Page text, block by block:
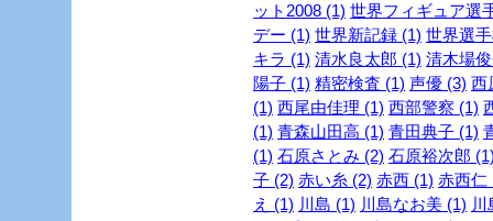
ット2008 (1) 世界フィギュア選
デー (1) 世界新記録 (1) 世界選
キラ (1) 清水良太郎 (1) 清木場
陽子 (1) 精密検査 (1) 声優 (3) 西
(1) 西尾由佳理 (1) 西部警察 (1)
(1) 青森山田高 (1) 青田典子 (1)
(1) 石原さとみ (2) 石原裕次郎
子 (2) 赤い糸 (2) 赤西 (1) 赤西仁
え (1) 川島 (1) 川島なお美 (1)